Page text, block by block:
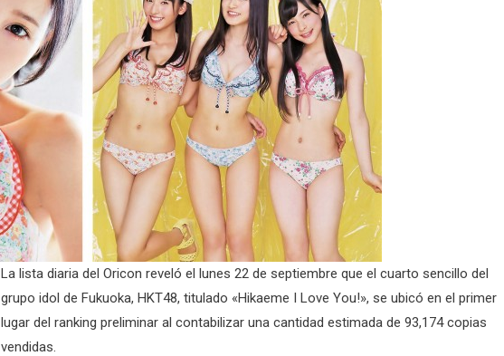
La lista diaria del Oricon reveló el lunes 22 de septiembre que el cuarto sencillo del
grupo idol de Fukuoka, HKT48, titulado «Hikaeme I Love You!», se ubicó en el primer
lugar del ranking preliminar al contabilizar una cantidad estimada de 93,174 copias
vendidas.